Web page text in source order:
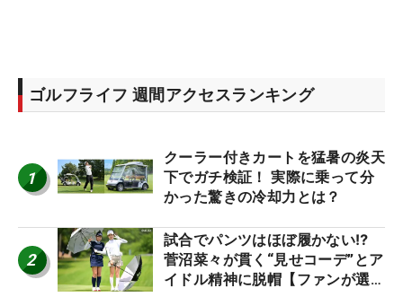
ゴルフライフ 週間アクセスランキング
1
クーラー付きカートを猛暑の炎天
下でガチ検証！ 実際に乗って分
かった驚きの冷却力とは？
2
試合でパンツはほぼ履かない⁉
菅沼菜々が貫く“見せコーデ”とア
イドル精神に脱帽【ファンが選ぶ